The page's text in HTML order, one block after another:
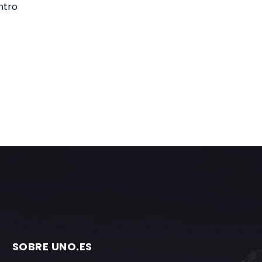
SOBRE UNO.ES